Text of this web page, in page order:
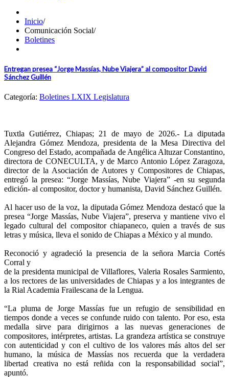
Inicio/
Comunicación Social/
Boletines
Entregan presea “Jorge Massías, Nube Viajera” al compositor David
Sánchez Guillén
Categoría: Boletines LXIX Legislatura
Tuxtla Gutiérrez, Chiapas; 21 de mayo de 2026.- La diputada
Alejandra Gómez Mendoza, presidenta de la Mesa Directiva del
Congreso del Estado, acompañada de Angélica Altuzar Constantino,
directora de CONECULTA, y de Marco Antonio López Zaragoza,
director de la Asociación de Autores y Compositores de Chiapas,
entregó la presea: “Jorge Massías, Nube Viajera” -en su segunda
edición- al compositor, doctor y humanista, David Sánchez Guillén.
Al hacer uso de la voz, la diputada Gómez Mendoza destacó que la
presea “Jorge Massías, Nube Viajera”, preserva y mantiene vivo el
legado cultural del compositor chiapaneco, quien a través de sus
letras y música, lleva el sonido de Chiapas a México y al mundo.
Reconoció y agradeció la presencia de la señora Marcia Cortés
Corral y
de la presidenta municipal de Villaflores, Valeria Rosales Sarmiento,
a los rectores de las universidades de Chiapas y a los integrantes de
la Rial Academia Frailescana de la Lengua.
“La pluma de Jorge Massías fue un refugio de sensibilidad en
tiempos donde a veces se confunde ruido con talento. Por eso, esta
medalla sirve para dirigirnos a las nuevas generaciones de
compositores, intérpretes, artistas. La grandeza artística se construye
con autenticidad y con el cultivo de los valores más altos del ser
humano, la música de Massías nos recuerda que la verdadera
libertad creativa no está reñida con la responsabilidad social”,
apuntó.